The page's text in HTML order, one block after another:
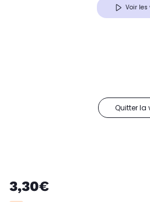
Voir les
Quitter la
3,30€